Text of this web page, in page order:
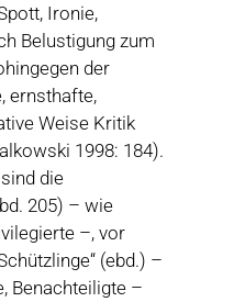
Ironie,
Belustigung zum
der
ernsthafte,
Weise Kritik
1998: 184).
die
205) – wie
–, vor
(ebd.) –
Benachteiligte –